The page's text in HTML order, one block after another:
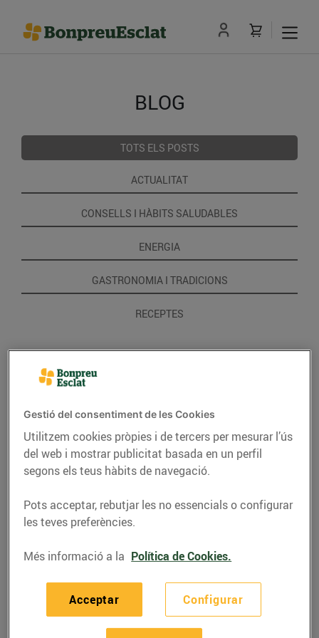
BLOG
TOTS ELS POSTS
ACTUALITAT
CONSELLS I HÀBITS SALUDABLES
ENERGIA
GASTRONOMIA I TRADICIONS
RECEPTES
CONSELLS I HÀBITS SALUDABLES
Beneficis de consumir
peix i marisc
03/de febrer/2017
Gestió del consentiment de les Cookies
Utilitzem cookies pròpies i de tercers per mesurar l’ús
del web i mostrar publicitat basada en un perfil
segons els teus hàbits de navegació.
Pots acceptar, rebutjar les no essencials o configurar
les teves preferències.
Més informació a la Política de Cookies.
Configurar
Acceptar